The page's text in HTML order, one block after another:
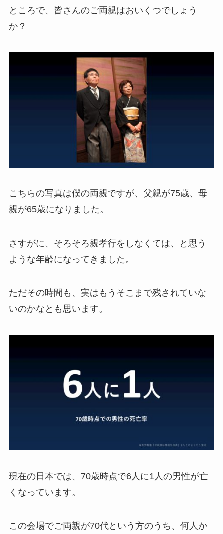
ところで、皆さんのご両親はおいくつでしょう
か？
こちらの写真は僕の両親ですが、父親が75歳、母
親が65歳になりました。
さすがに、そろそろ親孝行をしなくては、と思う
ような年齢になってきました。
ただその時間も、実はもうそこまで残されていな
いのかなとも思います。
現在の日本では、70歳時点で6人に1人の男性が亡
くなっています。
この会場でご両親が70代という方のうち、何人か